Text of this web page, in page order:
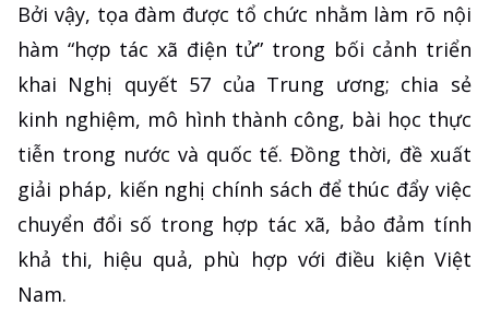
Bởi vậy, tọa đàm được tổ chức nhằm làm rõ nội
hàm “hợp tác xã điện tử” trong bối cảnh triển
khai Nghị quyết 57 của Trung ương; chia sẻ
kinh nghiệm, mô hình thành công, bài học thực
tiễn trong nước và quốc tế. Đồng thời, đề xuất
giải pháp, kiến nghị chính sách để thúc đẩy việc
chuyển đổi số trong hợp tác xã, bảo đảm tính
khả thi, hiệu quả, phù hợp với điều kiện Việt
Nam.